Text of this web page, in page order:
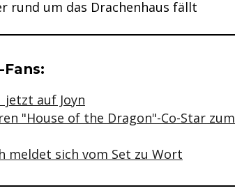
rund um das Drachenhaus fällt
jetzt auf Joyn
"House of the Dragon"-Co-Star zum
meldet sich vom Set zu Wort